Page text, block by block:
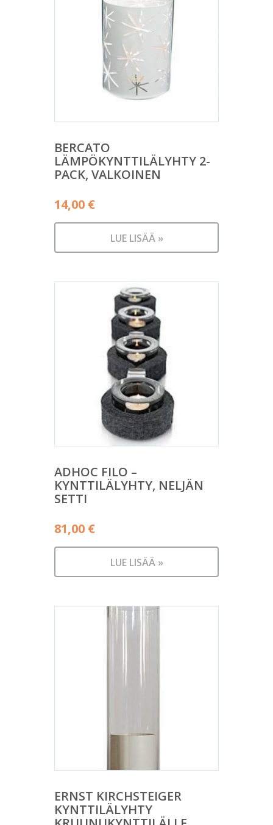
BERCATO
LÄMPÖKYNTTILÄLYHTY 2-
PACK, VALKOINEN
14,00 €
LUE LISÄÄ »
ADHOC FILO –
KYNTTILÄLYHTY, NELJÄN
SETTI
81,00 €
LUE LISÄÄ »
ERNST KIRCHSTEIGER
KYNTTILÄLYHTY